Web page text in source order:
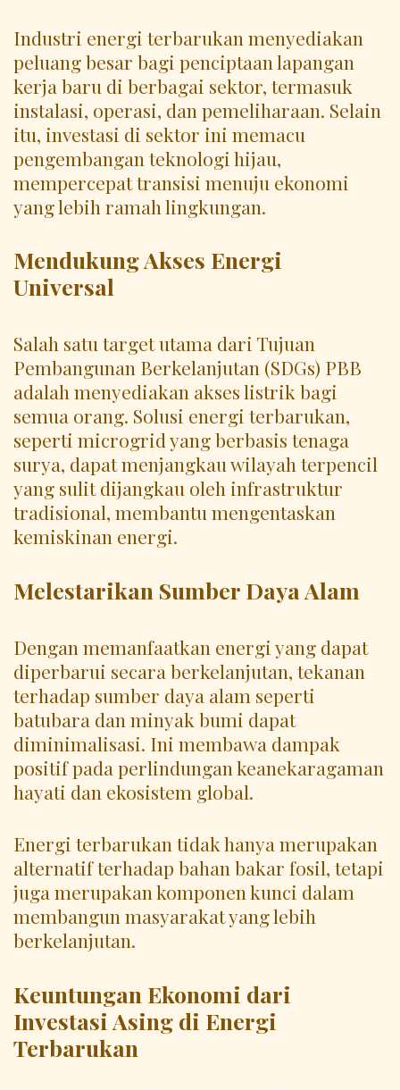
Industri energi terbarukan menyediakan
peluang besar bagi penciptaan lapangan
kerja baru di berbagai sektor, termasuk
instalasi, operasi, dan pemeliharaan. Selain
itu, investasi di sektor ini memacu
pengembangan teknologi hijau,
mempercepat transisi menuju ekonomi
yang lebih ramah lingkungan.
Mendukung Akses Energi
Universal
Salah satu target utama dari Tujuan
Pembangunan Berkelanjutan (SDGs) PBB
adalah menyediakan akses listrik bagi
semua orang. Solusi energi terbarukan,
seperti microgrid yang berbasis tenaga
surya, dapat menjangkau wilayah terpencil
yang sulit dijangkau oleh infrastruktur
tradisional, membantu mengentaskan
kemiskinan energi.
Melestarikan Sumber Daya Alam
Dengan memanfaatkan energi yang dapat
diperbarui secara berkelanjutan, tekanan
terhadap sumber daya alam seperti
batubara dan minyak bumi dapat
diminimalisasi. Ini membawa dampak
positif pada perlindungan keanekaragaman
hayati dan ekosistem global.
Energi terbarukan tidak hanya merupakan
alternatif terhadap bahan bakar fosil, tetapi
juga merupakan komponen kunci dalam
membangun masyarakat yang lebih
berkelanjutan.
Keuntungan Ekonomi dari
Investasi Asing di Energi
Terbarukan